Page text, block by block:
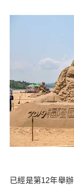
已經是第12年舉